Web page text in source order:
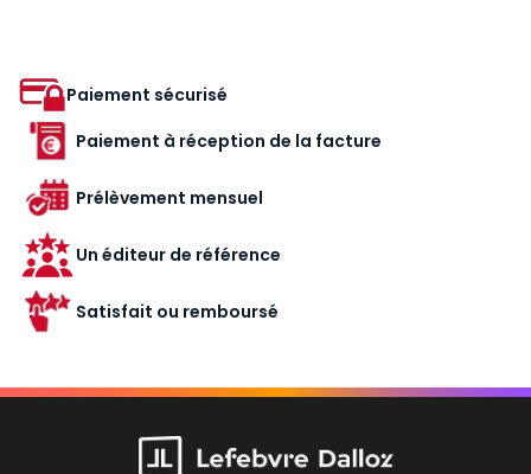
Paiement sécurisé
Paiement à réception de la facture
Prélèvement mensuel
Un éditeur de référence
Satisfait ou remboursé